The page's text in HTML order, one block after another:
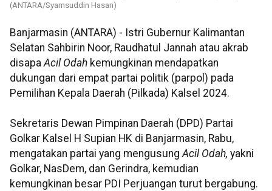
(ANTARA/Syamsuddin Hasan)
Banjarmasin (ANTARA) - Istri Gubernur Kalimantan
Selatan Sahbirin Noor, Raudhatul Jannah atau akrab
disapaAcil Odah kemungkinan mendapatkan
dukungan dari empat partai politik (parpol) pada
Pemilihan Kepala Daerah (Pilkada) Kalsel 2024.
Sekretaris Dewan Pimpinan Daerah (DPD) Partai
Golkar Kalsel H Supian HK di Banjarmasin, Rabu,
mengatakan partai yang mengusungAcil Odah, yakni
Golkar, NasDem, dan Gerindra, kemudian
kemungkinan besar PDI Perjuangan turut bergabung.